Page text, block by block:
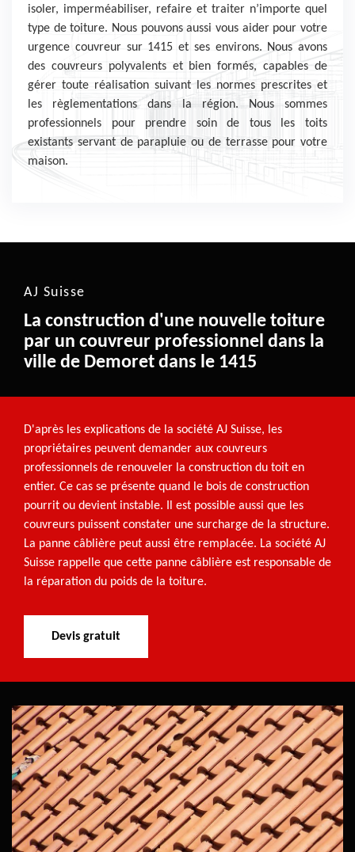
isoler, imperméabiliser, refaire et traiter n’importe quel
type de toiture. Nous pouvons aussi vous aider pour votre
urgence couvreur sur 1415 et ses environs. Nous avons
des couvreurs polyvalents et bien formés, capables de
gérer toute réalisation suivant les normes prescrites et
les règlementations dans la région. Nous sommes
professionnels pour prendre soin de tous les toits
existants servant de parapluie ou de terrasse pour votre
maison.
AJ Suisse
La construction d'une nouvelle toiture
par un couvreur professionnel dans la
ville de Demoret dans le 1415
D'après les explications de la société AJ Suisse, les
propriétaires peuvent demander aux couvreurs
professionnels de renouveler la construction du toit en
entier. Ce cas se présente quand le bois de construction
pourrit ou devient instable. Il est possible aussi que les
couvreurs puissent constater une surcharge de la structure.
La panne câblière peut aussi être remplacée. La société AJ
Suisse rappelle que cette panne câblière est responsable de
la réparation du poids de la toiture.
Devis gratuit